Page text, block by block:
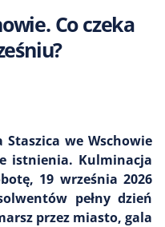
Co czeka
Staszica we Wschowie
istnienia. Kulminacja
19 września 2026
pełny dzień
przez miasto, gala